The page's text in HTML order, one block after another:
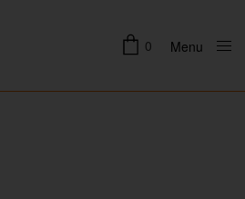
0 Menu